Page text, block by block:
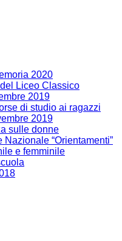
2020
Liceo Classico
2019
di studio ai ragazzi
2019
sulle donne
Nazionale “Orientamenti”
e femminile